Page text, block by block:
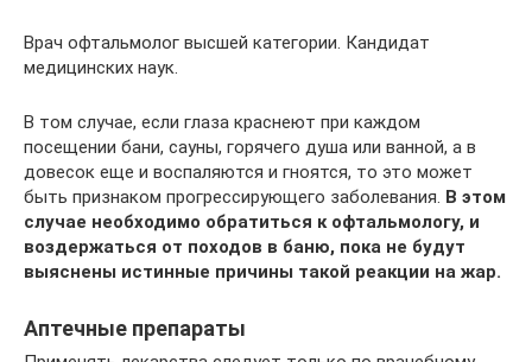
Врач офтальмолог высшей категории. Кандидат
медицинских наук.
В том случае, если глаза краснеют при каждом
посещении бани, сауны, горячего душа или ванной, а в
довесок еще и воспаляются и гноятся, то это может
быть признаком прогрессирующего заболевания. В этом
случае необходимо обратиться к офтальмологу, и
воздержаться от походов в баню, пока не будут
выяснены истинные причины такой реакции на жар.
Аптечные препараты